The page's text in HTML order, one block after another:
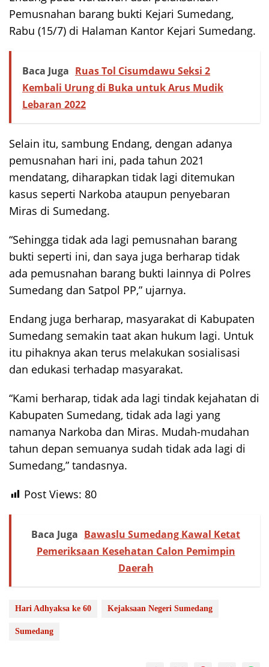
Pemusnahan barang bukti Kejari Sumedang,
Rabu (15/7) di Halaman Kantor Kejari Sumedang.
Baca Juga Ruas Tol Cisumdawu Seksi 2
Kembali Urung di Buka untuk Arus Mudik
Lebaran 2022
Selain itu, sambung Endang, dengan adanya
pemusnahan hari ini, pada tahun 2021
mendatang, diharapkan tidak lagi ditemukan
kasus seperti Narkoba ataupun penyebaran
Miras di Sumedang.
“Sehingga tidak ada lagi pemusnahan barang
bukti seperti ini, dan saya juga berharap tidak
ada pemusnahan barang bukti lainnya di Polres
Sumedang dan Satpol PP,” ujarnya.
Endang juga berharap, masyarakat di Kabupaten
Sumedang semakin taat akan hukum lagi. Untuk
itu pihaknya akan terus melakukan sosialisasi
dan edukasi terhadap masyarakat.
“Kami berharap, tidak ada lagi tindak kejahatan di
Kabupaten Sumedang, tidak ada lagi yang
namanya Narkoba dan Miras. Mudah-mudahan
tahun depan semuanya sudah tidak ada lagi di
Sumedang,” tandasnya.
Post Views: 80
Baca Juga Bawaslu Sumedang Kawal Ketat
Pemeriksaan Kesehatan Calon Pemimpin
Daerah
Hari Adhyaksa ke 60 Kejaksaan Negeri Sumedang
Sumedang